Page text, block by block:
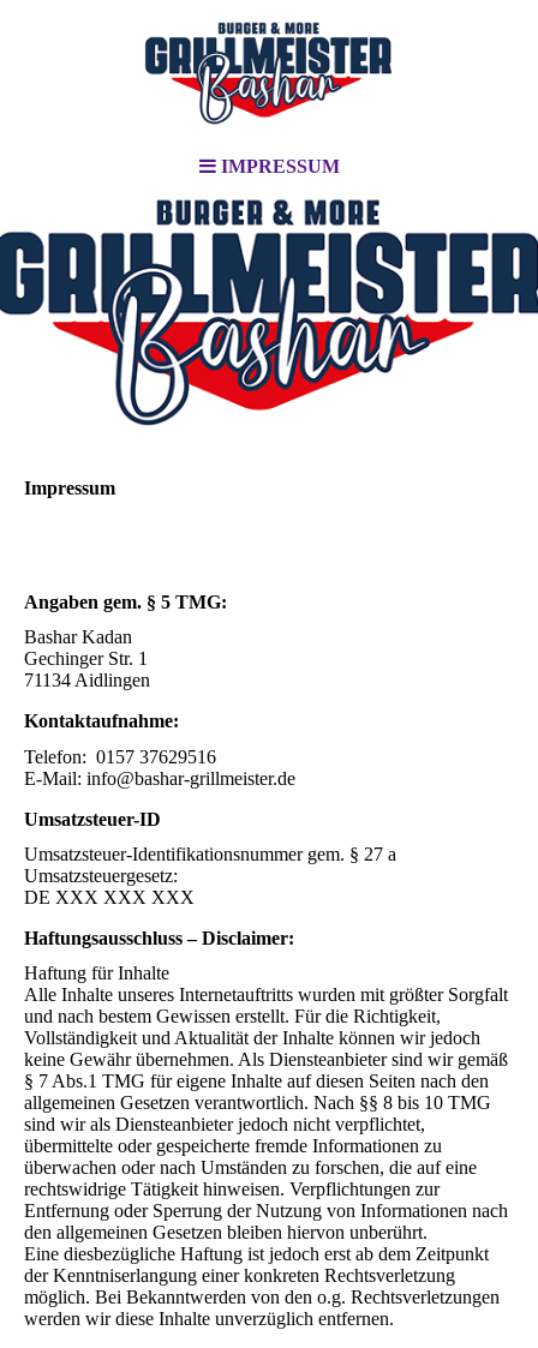
IMPRESSUM
Impressum
Angaben gem. § 5 TMG:
Bashar Kadan
Gechinger Str. 1
71134 Aidlingen
Kontaktaufnahme:
Telefon: 0157 37629516
E-Mail: info@bashar-grillmeister.de
Umsatzsteuer-ID
Umsatzsteuer-Identifikationsnummer gem. § 27 a
Umsatzsteuergesetz:
DE XXX XXX XXX
Haftungsausschluss – Disclaimer:
Haftung für Inhalte
Alle Inhalte unseres Internetauftritts wurden mit größter Sorgfalt
und nach bestem Gewissen erstellt. Für die Richtigkeit,
Vollständigkeit und Aktualität der Inhalte können wir jedoch
keine Gewähr übernehmen. Als Diensteanbieter sind wir gemäß
§ 7 Abs.1 TMG für eigene Inhalte auf diesen Seiten nach den
allgemeinen Gesetzen verantwortlich. Nach §§ 8 bis 10 TMG
sind wir als Diensteanbieter jedoch nicht verpflichtet,
übermittelte oder gespeicherte fremde Informationen zu
überwachen oder nach Umständen zu forschen, die auf eine
rechtswidrige Tätigkeit hinweisen. Verpflichtungen zur
Entfernung oder Sperrung der Nutzung von Informationen nach
den allgemeinen Gesetzen bleiben hiervon unberührt.
Eine diesbezügliche Haftung ist jedoch erst ab dem Zeitpunkt
der Kenntniserlangung einer konkreten Rechtsverletzung
möglich. Bei Bekanntwerden von den o.g. Rechtsverletzungen
werden wir diese Inhalte unverzüglich entfernen.